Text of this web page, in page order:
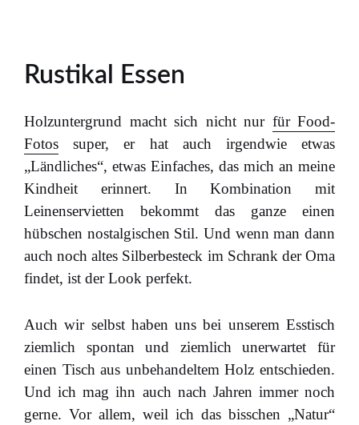
Rustikal Essen
Holzuntergrund macht sich nicht nur für Food-
Fotos super, er hat auch irgendwie etwas
„Ländliches“, etwas Einfaches, das mich an meine
Kindheit erinnert. In Kombination mit
Leinenservietten bekommt das ganze einen
hübschen nostalgischen Stil. Und wenn man dann
auch noch altes Silberbesteck im Schrank der Oma
findet, ist der Look perfekt.
Auch wir selbst haben uns bei unserem Esstisch
ziemlich spontan und ziemlich unerwartet für
einen Tisch aus unbehandeltem Holz entschieden.
Und ich mag ihn auch nach Jahren immer noch
gerne. Vor allem, weil ich das bisschen „Natur“